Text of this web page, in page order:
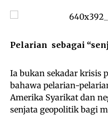
Pelarian sebagai
Ia bukan sekadar krisis
bahawa pelarian-
Amerika Syarikat dan
senjata geopolitik bagi